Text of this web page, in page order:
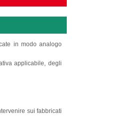
in modo analogo
applicabile, degli
sui fabbricati